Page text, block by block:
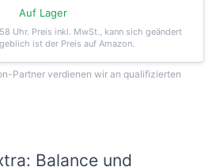
Auf Lager
Uhr. Preis inkl. MwSt., kann sich geändert
ist der Preis auf Amazon.
Partner verdienen wir an qualifizierten
Balance und